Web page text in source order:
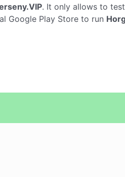
. It only allows to
Google Play Store to run